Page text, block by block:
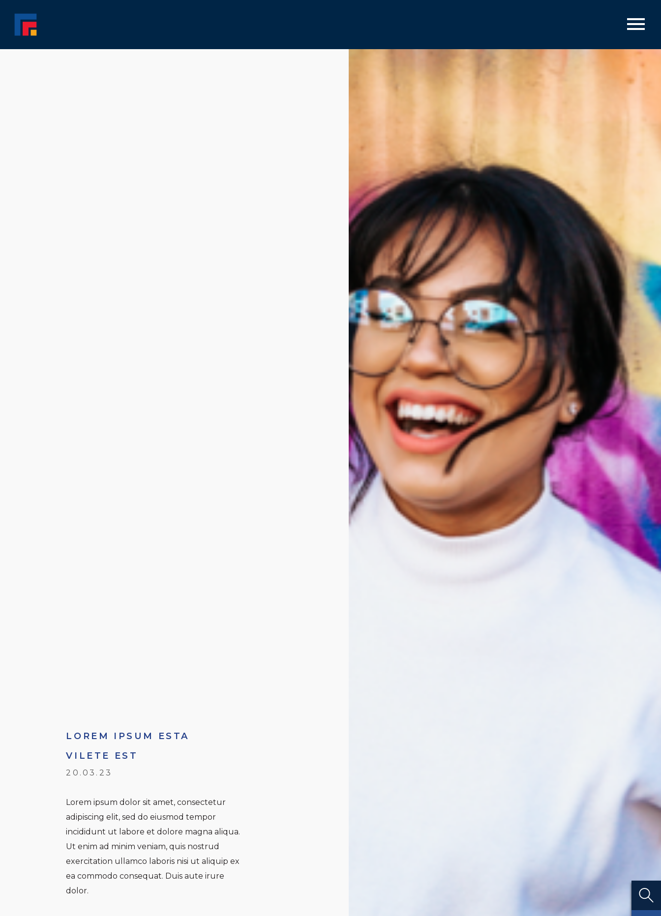
LOREM IPSUM ESTA
VILETE EST
20.03.23
Lorem ipsum dolor sit amet, consectetur
adipiscing elit, sed do eiusmod tempor
incididunt ut labore et dolore magna aliqua.
Ut enim ad minim veniam, quis nostrud
exercitation ullamco laboris nisi ut aliquip ex
ea commodo consequat. Duis aute irure
dolor.